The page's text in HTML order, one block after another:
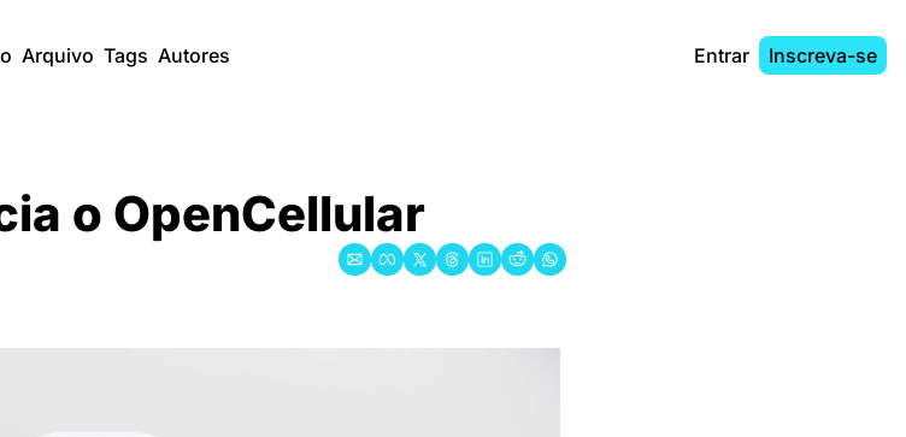
Arquivo Tags Autores Entrar Inscreva-se
o OpenCellular